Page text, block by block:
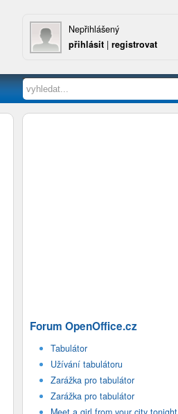
Nepřihlášený
přihlásit | registrovat
Forum OpenOffice.cz
Tabulátor
Užívání tabulátoru
Zarážka pro tabulátor
Zarážka pro tabulátor